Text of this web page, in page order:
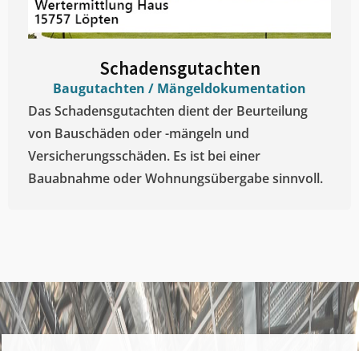
Schadensgutachten
Baugutachten / Mängeldokumentation
Das Schadensgutachten dient der Beurteilung
von Bauschäden oder -mängeln und
Versicherungsschäden. Es ist bei einer
Bauabnahme oder Wohnungsübergabe sinnvoll.